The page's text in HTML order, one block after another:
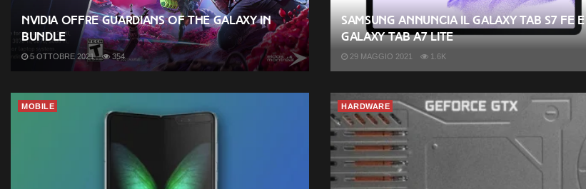
NVIDIA offre Guardians of the Galaxy in
bundle
5 OTTOBRE 2021 354
Samsung annuncia il Galaxy Tab S7 FE e
Galaxy Tab A7 Lite
29 MAGGIO 2021 1.6K
MOBILE HARDWARE